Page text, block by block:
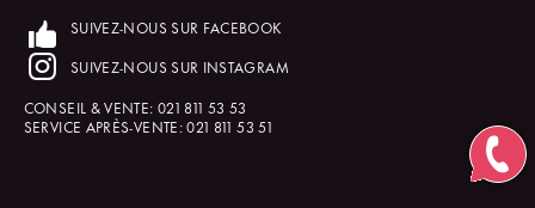
SUIVEZ-NOUS SUR FACEBOOK
SUIVEZ-NOUS SUR INSTAGRAM
CONSEIL & VENTE: 021 811 53 53
SERVICE APRÈS-VENTE:021 811 53 51